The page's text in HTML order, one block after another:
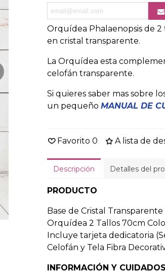
Orquídea Phalaenopsis de
en cristal transparente.
La Orquídea esta
celofán transparente.
Si quieres saber mas sobre
un pequeño MANUAL DE
Favorito 0 A lista de
Descripción Detalles del
PRODUCTO
Base de Cristal Transparente
Orquídea 2 Tallos 70cm
Incluye tarjeta dedicatoria
Celofán y Tela Fibra
INFORMACIÓN Y CUIDADOS